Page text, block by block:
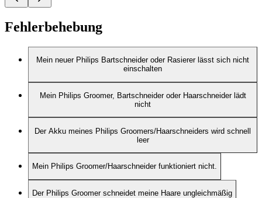
Fehlerbehebung
Mein neuer Philips Bartschneider oder Rasierer lässt sich nicht
einschalten
Mein Philips Groomer, Bartschneider oder Haarschneider lädt
nicht
Der Akku meines Philips Groomers/Haarschneiders wird schnell
leer
Mein Philips Groomer/Haarschneider funktioniert nicht.
Der Philips Groomer schneidet meine Haare ungleichmäßig